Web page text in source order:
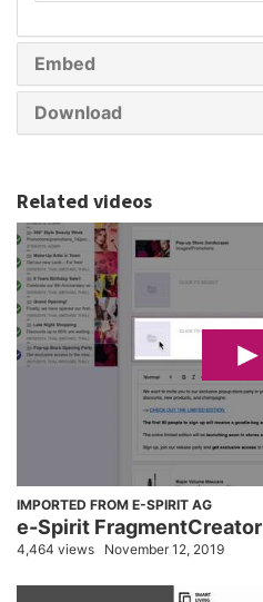
Embed
Download
Related videos
IMPORTED FROM E-SPIRIT AG
e-Spirit FragmentCreator
4,464 views November 12, 2019